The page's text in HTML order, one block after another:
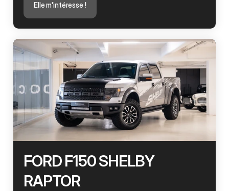
Elle m'intéresse !
FORD F150 SHELBY
RAPTOR